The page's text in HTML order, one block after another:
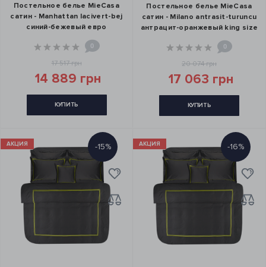
Постельное белье MieCasa
сатин - Manhattan lacivert-bej
синий-бежевый евро
0
17 517 грн
14 889 грн
КУПИТЬ
Постельное белье MieCasa
сатин - Milano antrasit-turuncu
антрацит-оранжевый king size
0
20 074 грн
17 063 грн
КУПИТЬ
АКЦИЯ -15% АКЦИЯ -16%